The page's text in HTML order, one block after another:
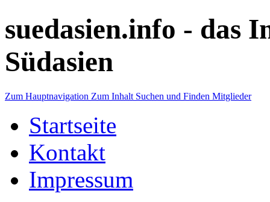
suedasien.info - das
Südasien
Zum Hauptnavigation Zum Inhalt Suchen und Finden Mitglieder
Startseite
Kontakt
Impressum